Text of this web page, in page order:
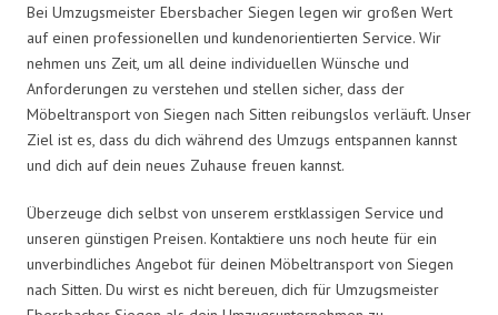
Bei Umzugsmeister Ebersbacher Siegen legen wir großen Wert
auf einen professionellen und kundenorientierten Service. Wir
nehmen uns Zeit, um all deine individuellen Wünsche und
Anforderungen zu verstehen und stellen sicher, dass der
Möbeltransport von Siegen nach Sitten reibungslos verläuft. Unser
Ziel ist es, dass du dich während des Umzugs entspannen kannst
und dich auf dein neues Zuhause freuen kannst.
Überzeuge dich selbst von unserem erstklassigen Service und
unseren günstigen Preisen. Kontaktiere uns noch heute für ein
unverbindliches Angebot für deinen Möbeltransport von Siegen
nach Sitten. Du wirst es nicht bereuen, dich für Umzugsmeister